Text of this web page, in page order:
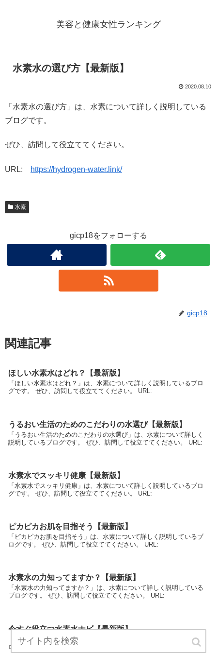
美容と健康女性ランキング
水素水の選び方【最新版】
2020.08.10
「水素水の選び方」は、水素について詳しく説明している
ブログです。
ぜひ、訪問して役立ててください。
URL: https://hydrogen-water.link/
水素
gicp18をフォローする
gicp18
関連記事
ほしい水素水はどれ？【最新版】
「ほしい水素水はどれ？」は、水素について詳しく説明しているブロ
グです。 ぜひ、訪問して役立ててください。 URL:
うるおい生活のためのこだわりの水選び【最新版】
「うるおい生活のためのこだわりの水選び」は、水素について詳しく
説明しているブログです。 ぜひ、訪問して役立ててください。 URL:
水素水でスッキリ健康【最新版】
「水素水でスッキリ健康」は、水素について詳しく説明しているブロ
グです。 ぜひ、訪問して役立ててください。 URL:
ピカピカお肌を目指そう【最新版】
「ピカピカお肌を目指そう」は、水素について詳しく説明しているブ
ログです。 ぜひ、訪問して役立ててください。 URL:
水素水の力知ってますか？【最新版】
「水素水の力知ってますか？」は、水素について詳しく説明している
ブログです。 ぜひ、訪問して役立ててください。 URL:
今すぐ役立つ水素水ナビ【最新版】
「今すぐ役立つ水素水ナビ」は、水素について詳しく説明しているブ
ログです。 ぜひ、訪問して役立ててください。 URL: